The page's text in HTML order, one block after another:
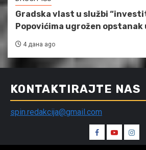
Gradska vlast u službi
Popovićima ugrožen
4 дана ago
KONTAKTIRAJTE NAS
spin.redakcija@gmail.com
Spin
Facebook
Spin
Youtube
Spin